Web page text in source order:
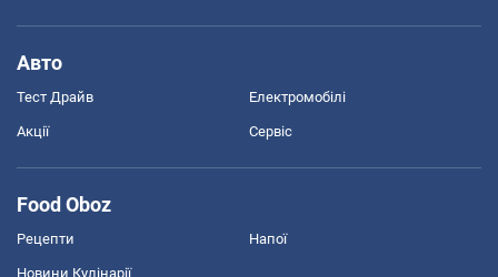
Авто
Тест Драйв Електромобілі
Акції Сервіс
Food Oboz
Рецепти Напої
Новини Кулінарії